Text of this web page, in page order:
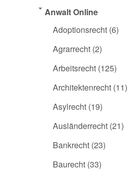
Anwalt Online
Adoptionsrecht (6)
Agrarrecht (2)
Arbeitsrecht (125)
Architektenrecht (11)
Asylrecht (19)
Ausländerrecht (21)
Bankrecht (23)
Baurecht (33)